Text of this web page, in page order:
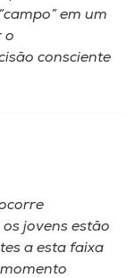
em um
o
consciente
jovens estão
a esta faixa